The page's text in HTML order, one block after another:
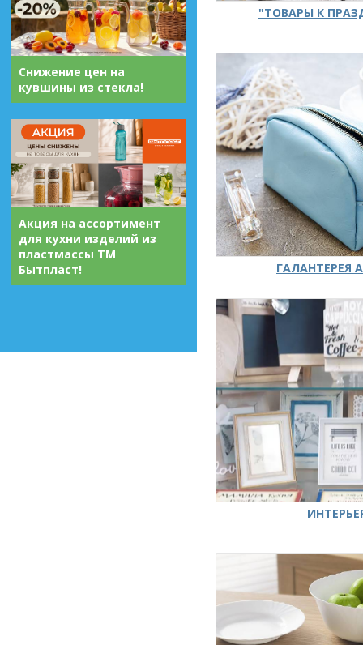
Снижение цен на
кувшины из стекла!
Акция на ассортимент
для кухни изделий из
пластмассы ТМ
Бытпласт!
"ТОВАРЫ К
ГАЛАНТЕРЕЯ